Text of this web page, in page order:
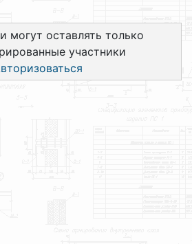
могут оставлять только
участники